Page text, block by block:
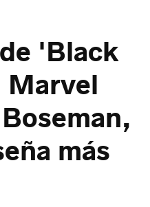
'Black
Marvel
más